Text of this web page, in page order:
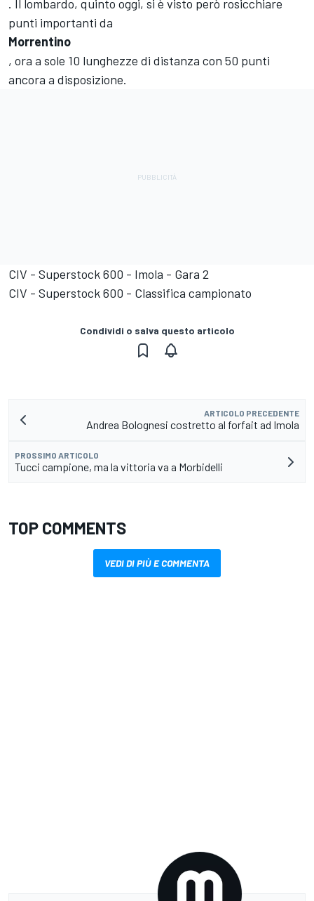
. Il lombardo, quinto oggi, si è visto però rosicchiare
punti importanti da
Morrentino
, ora a sole 10 lunghezze di distanza con 50 punti
ancora a disposizione.
CIV - Superstock 600 - Imola - Gara 2
CIV - Superstock 600 - Classifica campionato
Condividi o salva questo articolo
ARTICOLO PRECEDENTE
Andrea Bolognesi costretto al forfait ad Imola
PROSSIMO ARTICOLO
Tucci campione, ma la vittoria va a Morbidelli
TOP COMMENTS
VEDI DI PIÙ E COMMENTA